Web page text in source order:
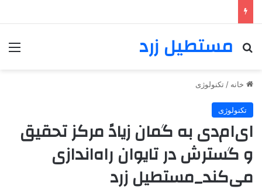
مستطیل زرد
خانه / تکنولوژی
تکنولوژی
ای‌ام‌دی به گمان زیادً مرکز تحقیق
و گسترش در تایوان راه‌اندازی
می‌کند_مستطیل زرد